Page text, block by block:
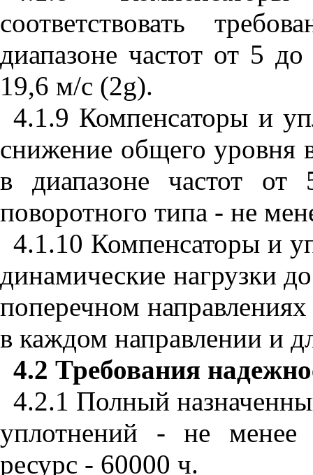
соответствовать
диапазоне частот от 5
19,6 м/с (2g).
4.1.9 Компенсаторы и
снижение общего уровня
в диапазоне частот
поворотного типа - не
4.1.10 Компенсаторы и
динамические нагрузки
поперечном
в каждом направлении и
4.2 Требования
4.2.1 Полный
уплотнений - не менее
ресурс - 60000 ч.